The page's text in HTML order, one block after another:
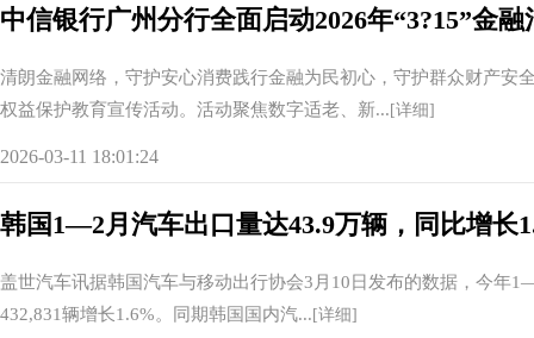
中信银行广州分行全面启动2026年“3?15”金
清朗金融网络，守护安心消费践行金融为民初心，守护群众财产安
权益保护教育宣传活动。活动聚焦数字适老、新... [详细]
2026-03-11 18:01:24
韩国1—2月汽车出口量达43.9万辆，同比增长
盖世汽车讯据韩国汽车与移动出行协会3月10日发布的数据，今年
432,831辆增长1.6%。同期韩国国内汽... [详细]